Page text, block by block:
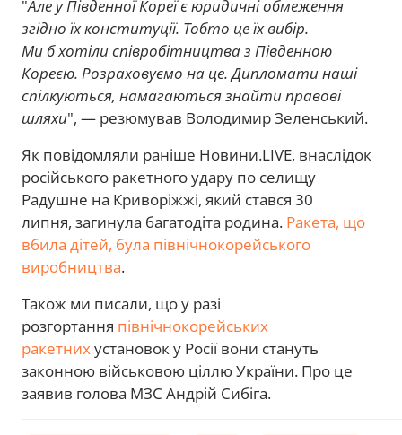
"Але у Південної Кореї є юридичні обмеження
згідно їх конституції. Тобто це їх вибір.
Ми б хотіли співробітництва з Південною
Кореєю. Розраховуємо на це. Дипломати наші
спілкуються, намагаються знайти правові
шляхи", — резюмував Володимир Зеленський.
Як повідомляли раніше Новини.LIVE, внаслідок
російського ракетного удару по селищу
Радушне на Криворіжжі, який стався 30
липня, загинула багатодіта родина. Ракета, що
вбила дітей, була північнокорейського
виробництва.
Також ми писали, що у разі
розгортання північнокорейських
ракетних установок у Росії вони стануть
законною військовою ціллю України. Про це
заявив голова МЗС Андрій Сибіга.